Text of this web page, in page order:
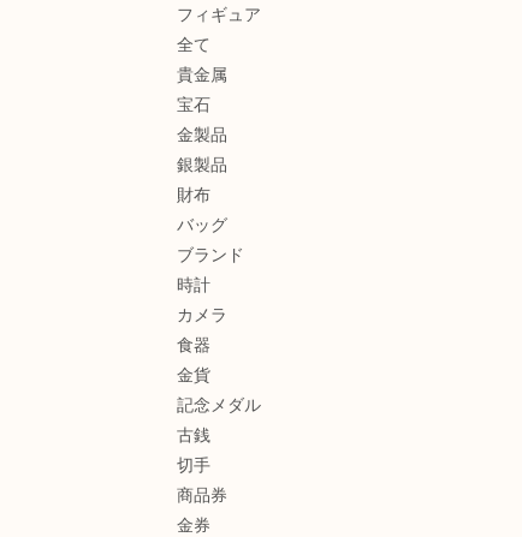
フィギュア
全て
貴金属
宝石
金製品
銀製品
財布
バッグ
ブランド
時計
カメラ
食器
金貨
記念メダル
古銭
切手
商品券
金券